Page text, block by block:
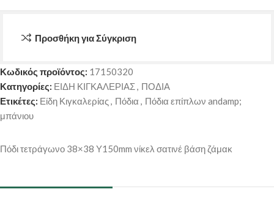
Προσθήκη για Σύγκριση
Κωδικός προϊόντος: 17150320
Κατηγορίες: ΕΙΔΗ ΚΙΓΚΑΛΕΡΙΑΣ, ΠΟΔΙΑ
Ετικέτες: Είδη Κιγκαλερίας, Πόδια , Πόδια επίπλων andamp;
μπάνιου
Πόδι τετράγωνο 38×38 Υ150mm νίκελ σατινέ βάση ζάμακ